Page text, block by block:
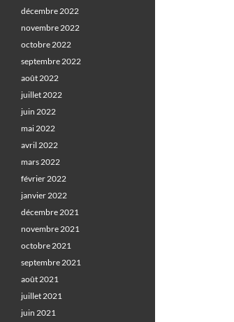
décembre 2022
novembre 2022
octobre 2022
septembre 2022
août 2022
juillet 2022
juin 2022
mai 2022
avril 2022
mars 2022
février 2022
janvier 2022
décembre 2021
novembre 2021
octobre 2021
septembre 2021
août 2021
juillet 2021
juin 2021